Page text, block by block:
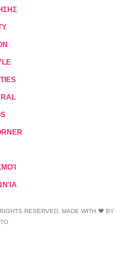
RESERVED. MADE WITH ❤ BY